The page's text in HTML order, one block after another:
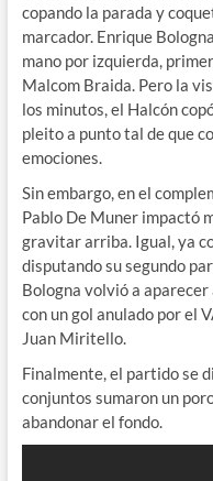
copando la parada y
marcador. Enrique
mano por izquierda,
Malcom Braida. Pero la
los minutos, el Halcón
pleito a punto tal de que
emociones.
Sin embargo, en el
Pablo De Muner impactó
gravitar arriba. Igual, ya
disputando su segundo
Bologna volvió a
con un gol anulado por el
Juan Miritello.
Finalmente, el partido se
conjuntos sumaron un
abandonar el fondo.